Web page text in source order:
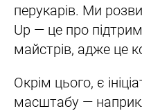
перукарів. Ми
Up — це про
майстрів, адже це
Окрім цього, є
масштабу —